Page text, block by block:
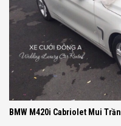
BMW M420i Cabriolet Mui Trần